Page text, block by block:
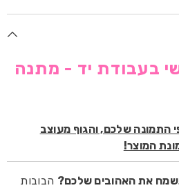
בעבודת יד - מתנה
התמונה שלכם, והגוף מעוצב
המוצר!
את האהובים שלכם? הבובות